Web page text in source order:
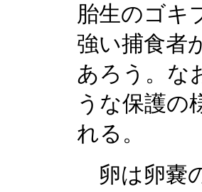
胎生のゴキ
強い捕食者
あろう。な
うな保護の
れる。
卵は卵嚢